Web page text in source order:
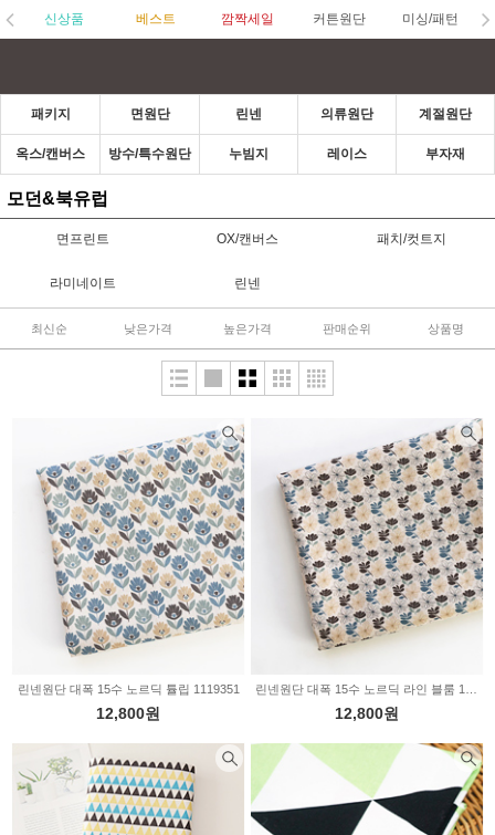
신상품 베스트 깜짝세일 커튼원단 미싱/패턴
패키지 면원단 린넨 의류원단 계절원단
옥스/캔버스 방수/특수원단 누빔지 레이스 부자재
모던&북유럽
면프린트 OX/캔버스 패치/컷트지
라미네이트 린넨
최신순 낮은가격 높은가격 판매순위 상품명
린넨원단 대폭 15수 노르딕 튤립 1119351
12,800원 12,800원